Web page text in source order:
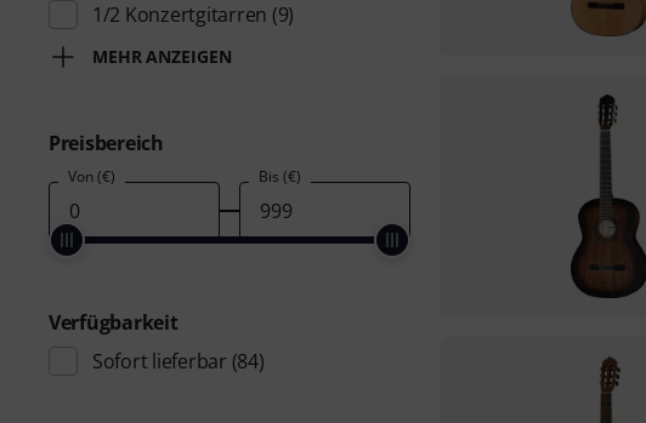
1/2 Konzertgitarren (9)
MEHR ANZEIGEN
Preisbereich
Von (€) Bis (€)
Verfügbarkeit
Sofort lieferbar (84)